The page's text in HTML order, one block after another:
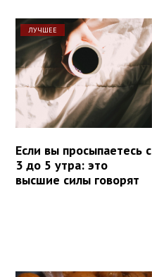
ЛУЧШЕЕ
Если вы просыпаетесь с
3 до 5 утра: это
высшие силы говорят